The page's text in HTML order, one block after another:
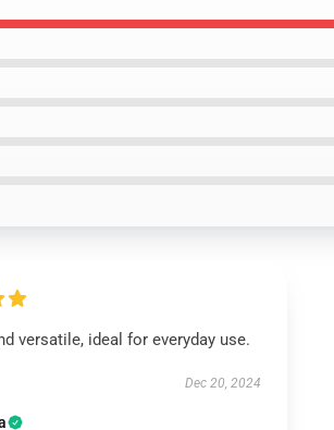
versatile, ideal for everyday use.
Dec 20, 2024